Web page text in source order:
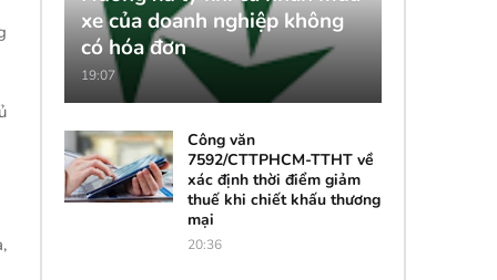
xe của doanh nghiệp không
có hóa đơn
19:07
Công văn
7592/CTTPHCM-TTHT về
xác định thời điểm giảm
thuế khi chiết khấu thương
mại
20:36